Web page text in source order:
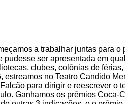
a trabalhar juntas para
pudesse ser apresentada em
clubes, colônias de
no Teatro Candido
para dirigir e reescrever o
Ganhamos os prêmios Coca-